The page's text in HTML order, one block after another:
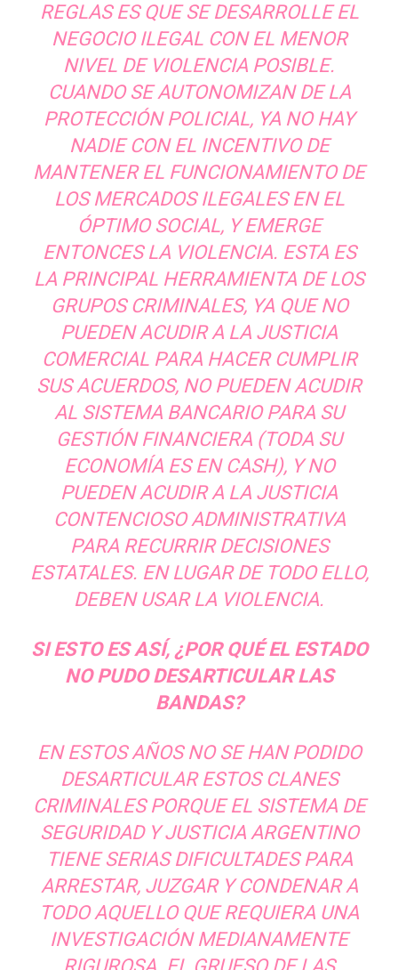
REGLAS ES QUE SE DESARROLLE EL
NEGOCIO ILEGAL CON EL MENOR
NIVEL DE VIOLENCIA POSIBLE.
CUANDO SE AUTONOMIZAN DE LA
PROTECCIÓN POLICIAL, YA NO HAY
NADIE CON EL INCENTIVO DE
MANTENER EL FUNCIONAMIENTO DE
LOS MERCADOS ILEGALES EN EL
ÓPTIMO SOCIAL, Y EMERGE
ENTONCES LA VIOLENCIA. ESTA ES
LA PRINCIPAL HERRAMIENTA DE LOS
GRUPOS CRIMINALES, YA QUE NO
PUEDEN ACUDIR A LA JUSTICIA
COMERCIAL PARA HACER CUMPLIR
SUS ACUERDOS, NO PUEDEN ACUDIR
AL SISTEMA BANCARIO PARA SU
GESTIÓN FINANCIERA (TODA SU
ECONOMÍA ES EN CASH), Y NO
PUEDEN ACUDIR A LA JUSTICIA
CONTENCIOSO ADMINISTRATIVA
PARA RECURRIR DECISIONES
ESTATALES. EN LUGAR DE TODO ELLO,
DEBEN USAR LA VIOLENCIA.
SI ESTO ES ASÍ, ¿POR QUÉ EL ESTADO
NO PUDO DESARTICULAR LAS
BANDAS?
EN ESTOS AÑOS NO SE HAN PODIDO
DESARTICULAR ESTOS CLANES
CRIMINALES PORQUE EL SISTEMA DE
SEGURIDAD Y JUSTICIA ARGENTINO
TIENE SERIAS DIFICULTADES PARA
ARRESTAR, JUZGAR Y CONDENAR A
TODO AQUELLO QUE REQUIERA UNA
INVESTIGACIÓN MEDIANAMENTE